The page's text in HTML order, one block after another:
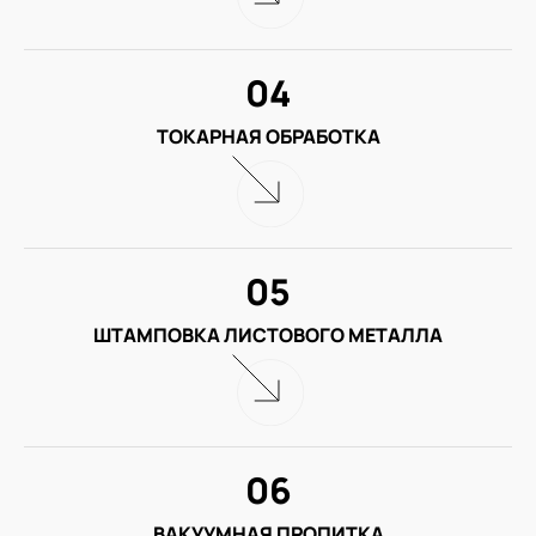
ТОКАРНАЯ ОБРАБОТКА
04
ШТАМПОВКА ЛИСТОВОГО МЕТАЛЛА
05
06